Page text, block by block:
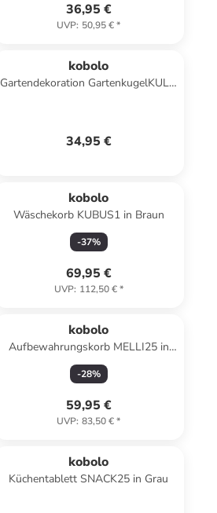
36,95 €
UVP: 50,95 €*
kobolo
Gartendekoration GartenkugelKULA
34,95 €
kobolo
Wäschekorb KUBUS1 in Braun
-37%
69,95 €
UVP: 112,50 €*
kobolo
Aufbewahrungskorb MELLI25 in
Braun
-28%
59,95 €
UVP: 83,50 €*
kobolo
Küchentablett SNACK25 in Grau